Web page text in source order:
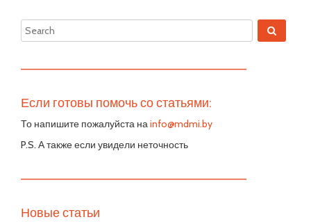
—————————————————————————
Если готовы помочь со статьями:
То напишите пожалуйста наinfo@mdmi.by
P.S. А также если увидели неточность
—————————————————————————
Новые статьи